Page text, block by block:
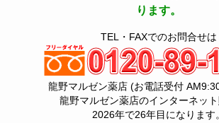
ります。
TEL・FAXでのお問合せは
龍野マルゼン薬店 (お電話受付
龍野マルゼン薬店のインターネット
2026年で26年目になります